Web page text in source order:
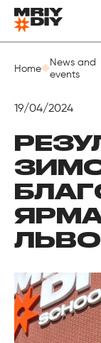
Назад
Home
News and
events
19/04/2024